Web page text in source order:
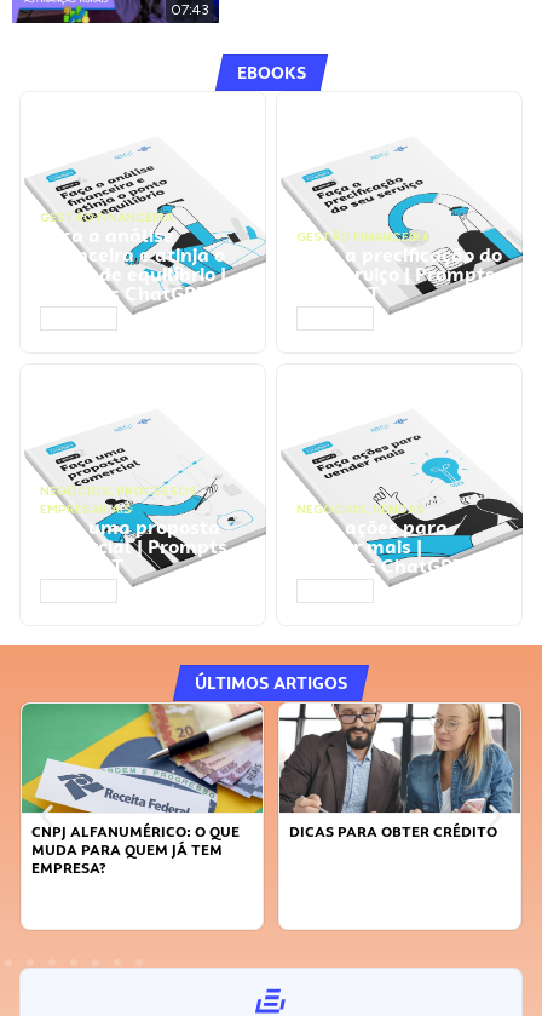
07:43
EBOOKS
GESTÃO FINANCEIRA
Faça a análise
financeira e atinja o
ponto de equilíbrio |
Prompts ChatGPT
GESTÃO FINANCEIRA
Faça a precificação do
seu serviço | Prompts
ChatGPT
NEGÓCIOS, PROCESSOS
EMPRESARIAIS
Faça uma proposta
comercial | Prompts
ChatGPT
NEGÓCIOS, VENDAS
Faça ações para
vender mais |
Prompts ChatGPT
ÚLTIMOS ARTIGOS
CNPJ ALFANUMÉRICO: O QUE
MUDA PARA QUEM JÁ TEM
EMPRESA?
DICAS PARA OBTER CRÉDITO